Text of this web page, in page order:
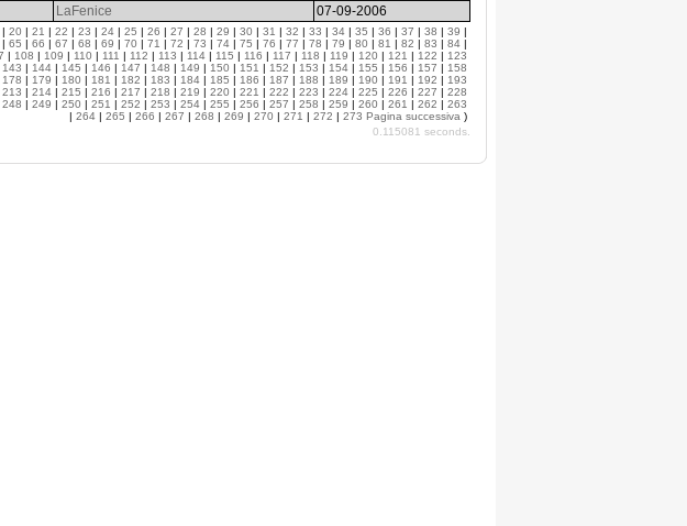
LaFenice 07-09-2006
| 20 | 21 | 22 | 23 | 24 | 25 | 26 | 27 | 28 | 29 | 30 | 31 | 32 | 33 | 34 | 35 | 36 | 37 | 38 | 39 |
| 65 | 66 | 67 | 68 | 69 | 70 | 71 | 72 | 73 | 74 | 75 | 76 | 77 | 78 | 79 | 80 | 81 | 82 | 83 | 84 |
| 108 | 109 | 110 | 111 | 112 | 113 | 114 | 115 | 116 | 117 | 118 | 119 | 120 | 121 | 122 | 123
143 | 144 | 145 | 146 | 147 | 148 | 149 | 150 | 151 | 152 | 153 | 154 | 155 | 156 | 157 | 158
178 | 179 | 180 | 181 | 182 | 183 | 184 | 185 | 186 | 187 | 188 | 189 | 190 | 191 | 192 | 193
213 | 214 | 215 | 216 | 217 | 218 | 219 | 220 | 221 | 222 | 223 | 224 | 225 | 226 | 227 | 228
248 | 249 | 250 | 251 | 252 | 253 | 254 | 255 | 256 | 257 | 258 | 259 | 260 | 261 | 262 | 263
| 264 | 265 | 266 | 267 | 268 | 269 | 270 | 271 | 272 | 273 Pagina successiva )
0.115081 seconds.